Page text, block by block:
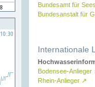
Bundesamt für
Bundesanstalt für
Internationale
Bodensee-Anlieger
Rhein-Anlieger ↗